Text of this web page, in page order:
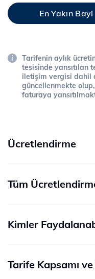
En Yakın Bayi
Tarifenin aylık
tesisinde yansıtılan
iletişim vergisi dahil
güncellenmekte
faturaya
Ücretlendirme
Tüm
Kimler
Tarife Kapsamı